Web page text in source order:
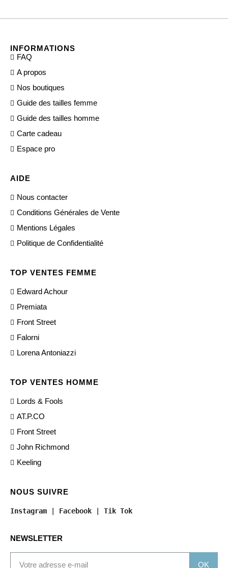
INFORMATIONS
FAQ
A propos
Nos boutiques
Guide des tailles femme
Guide des tailles homme
Carte cadeau
Espace pro
AIDE
Nous contacter
Conditions Générales de Vente
Mentions Légales
Politique de Confidentialité
TOP VENTES FEMME
Edward Achour
Premiata
Front Street
Falorni
Lorena Antoniazzi
TOP VENTES HOMME
Lords & Fools
AT.P.CO
Front Street
John Richmond
Keeling
NOUS SUIVRE
Instagram Facebook Tik Tok
NEWSLETTER
OK